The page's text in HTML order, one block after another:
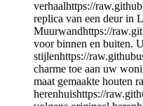
verhaalhttps://
replica van een deur in
Muurwandhttps://
voor binnen en buiten.
stijlenhttps://
charme toe aan uw
maat gemaakte houten
herenhuishttps://